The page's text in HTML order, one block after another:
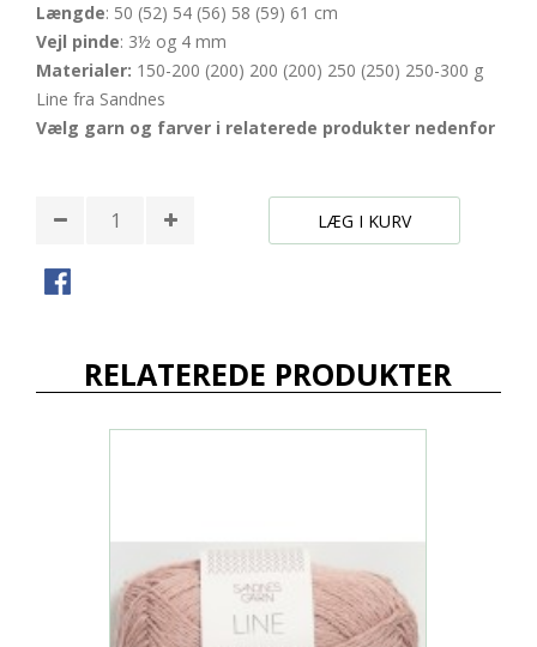
Længde: 50 (52) 54 (56) 58 (59) 61 cm
Vejl pinde: 3½ og 4 mm
Materialer: 150-200 (200) 200 (200) 250 (250) 250-300 g
Line fra Sandnes
Vælg garn og farver i relaterede produkter nedenfor
LÆG I KURV
RELATEREDE PRODUKTER